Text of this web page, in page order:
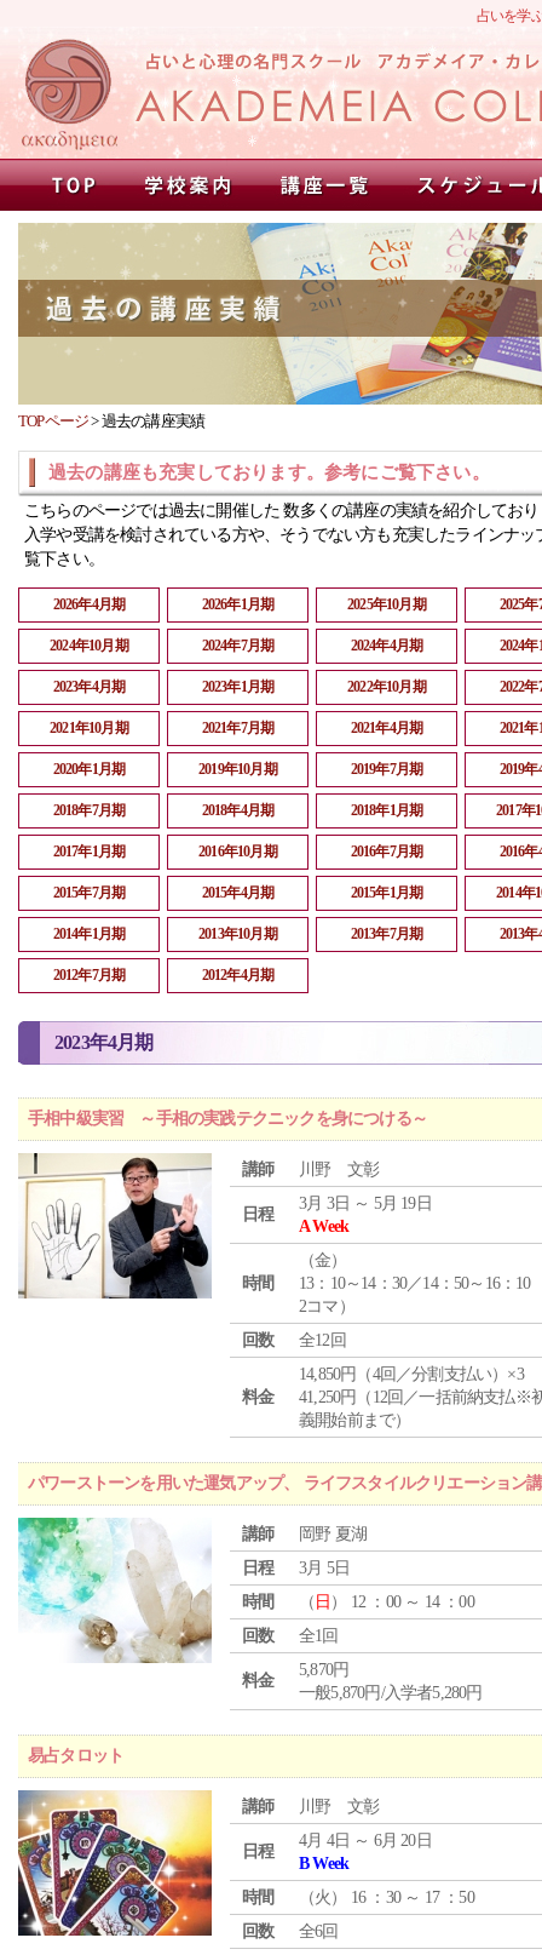
占いを学
TOPページ>過去の講座実績
過去の講座も充実しております。参考にご覧下さい。
こちらのページでは過去に開催した 数多くの講座の実績を紹介してお
入学や受講を検討されている方や、そうでない方も充実したラインナッ
覧下さい。
2026年4月期 2026年1月期 2025年10月期 2025
2024年10月期 2024年7月期 2024年4月期 2024
2023年4月期 2023年1月期 2022年10月期 2022
2021年10月期 2021年7月期 2021年4月期 2021
2020年1月期 2019年10月期 2019年7月期 2019
2018年7月期 2018年4月期 2018年1月期 2017年
2017年1月期 2016年10月期 2016年7月期 2016
2015年7月期 2015年4月期 2015年1月期 2014年
2014年1月期 2013年10月期 2013年7月期 2013
2012年7月期 2012年4月期
2023年4月期
手相中級実習 ～手相の実践テクニックを身につける～
講師 川野 文彰
日程
3月 3日 ～ 5月 19日
A Week
時間
（金）
13：10～14：30／14：50～16：10
2コマ）
回数
全12回
料金
14,850円（4回／分割支払い）×3
41,250円（12回／一括前納支払※
義開始前まで）
パワーストーンを用いた運気アップ、 ライフスタイルクリエーション
講師
岡野 夏湖
日程
3月 5日
時間
（ 日 ） 12 ：00 ～ 14 ：00
回数
全1回
料金
5,870円
一般5,870円/入学者5,280円
易占タロット
講師 川野 文彰
日程
4月 4日 ～ 6月 20日
B Week
時間
（火 ） 16 ：30 ～ 17 ：50
回数
全6回